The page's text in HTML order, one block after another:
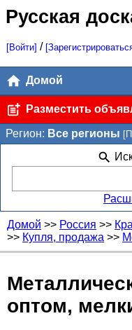
Русская
[Войти] /
Домой
Разместить
Регион: Все регионы
Домой >> Россия >>
>> Купля, продажа >>
оптом,